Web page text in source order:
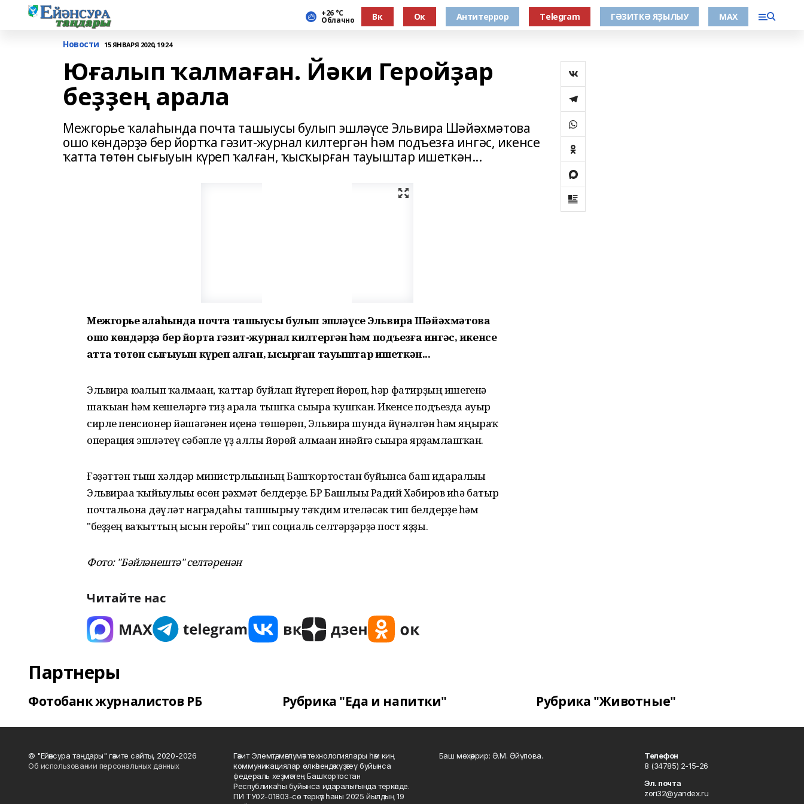
+26 °С
Облачно Вк Ок Антитеррор Тelegram ГӘЗИТКӘ ЯҘЫЛЫУ МАХ
Новости 15 ЯНВАРЯ 2020, 19:24
Юғалып ҡалмаған. Йәки Геройҙар
беҙҙең арала
Межгорье ҡалаһында почта ташыусы булып эшләүсе Эльвира Шәйәхмәтова
ошо көндәрҙә бер йортҡа гәзит-журнал килтергән һәм подъезға ингәс, икенсе
ҡатта төтөн сығыуын күреп ҡалған, ҡысҡырған тауыштар ишеткән...
Межгорье ҡалаһында почта ташыусы булып эшләүсе Эльвира Шәйәхмәтова
ошо көндәрҙә бер йортҡа гәзит-журнал килтергән һәм подъезға ингәс, икенсе
ҡатта төтөн сығыуын күреп ҡалған, ҡысҡырған тауыштар ишеткән...
Эльвира юғалып ҡалмаған, ҡаттар буйлап йүгереп йөрөп, һәр фатирҙың ишегенә
шаҡыған һәм кешеләргә тиҙ арала тышҡа сығырға ҡушҡан. Икенсе подъезда ауыр
сирле пенсионер йәшәгәнен иҫенә төшөрөп, Эльвира шунда йүнәлгән һәм яңыраҡ
операция эшләтеү сәбәпле үҙ аллы йөрөй алмаған инәйгә сығырға ярҙамлашҡан.
Ғәҙәттән тыш хәлдәр министрлығының Башҡортостан буйынса баш идаралығы
Эльвираға ҡыйыулығы өсөн рәхмәт белдерҙе. БР Башлығы Радий Хәбиров иһә батыр
почтальонға дәүләт наградаһы тапшырыу тәҡдим ителәсәк тип белдерҙе һәм
"беҙҙең ваҡыттың ысын геройы" тип социаль селтәрҙәрҙә пост яҙҙы.
Фото: "Бәйләнештә" селтәренән
Читайте нас
Партнеры
Фотобанк журналистов РБ Рубрика "Еда и напитки" Рубрика "Животные"
© "Ейәнсура таңдары" гәзите сайты, 2020-2026
Об использовании персональных данных
Гәзит Элемтә, мәғлүмәт технологиялары һәм киң
коммуникациялар өлкәһендә күҙәтеү буйынса
федераль хеҙмәттең Башҡортостан
Республикаһы буйынса идаралығында теркәлде.
ПИ ТУ02-01803-сө теркәү һаны 2025 йылдың 19
Баш мөхәррир: Ә.М. Әйүпова.
Телефон
8 (34785) 2-15-26
Эл. почта
zori32@yandex.ru